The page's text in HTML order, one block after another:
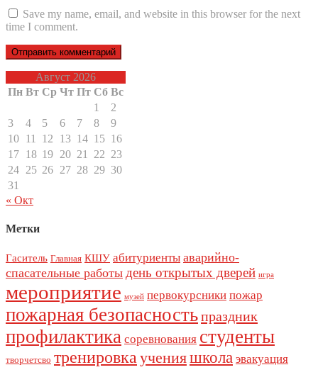
Save my name, email, and website in this browser for the next
time I comment.
Август 2026
Пн Вт Ср Чт Пт Сб Вс
1
2
3
4 5 6 7 8
9
10 11 12 13 14 15 16
17 18 19 20 21 22 23
24 25 26 27 28 29 30
31
« Окт
Метки
Гаситель Главная КШУ абитуриенты аварийно-
спасательные работы день открытых дверей игра
мероприятие музей первокурсники пожар
пожарная безопасностьпраздник
профилактика соревнования студенты
творчетсво тренировка ученияшкола эвакуация